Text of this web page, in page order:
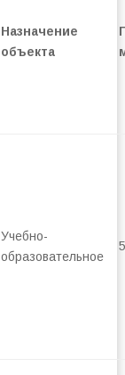
Назначение
объекта
Учебно-
образовательное